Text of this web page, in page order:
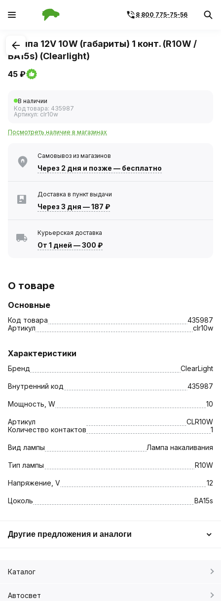
8 800 775-75-56
1/1
Лампа 12V 10W (габариты) 1 конт. (R10W /
BA15s) (Clearlight)
45 ₽
В наличии
Код товара: 435987
Артикул: clr10w
Посмотреть наличие в магазинах
Самовывоз из магазинов
Через 2 дня и позже — бесплатно
Доставка в пункт выдачи
Через 3 дня —187 ₽
Курьерская доставка
От 1 дней —300 ₽
О товаре
Основные
Код товара
435987
Артикул
clr10w
Характеристики
Бренд ClearLight
Внутренний код 435987
Мощность, W 10
Артикул
CLR10W
Количество контактов
1
Вид лампы Лампа накаливания
Тип лампы R10W
Напряжение, V 12
Цоколь BA15s
Другие предложения и аналоги
Каталог
Автосвет